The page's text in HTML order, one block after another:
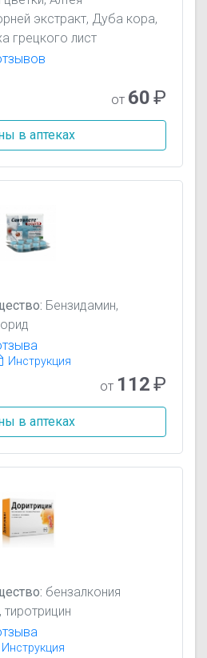
экстракт, Дуба кора,
грецкого лист
от 60₽
в аптеках
Бензидамин,
Инструкция
от 112₽
в аптеках
бензалкония
Инструкция